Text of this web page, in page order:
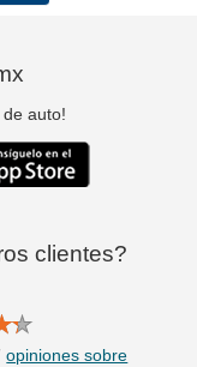
auto!
clientes?
opiniones sobre